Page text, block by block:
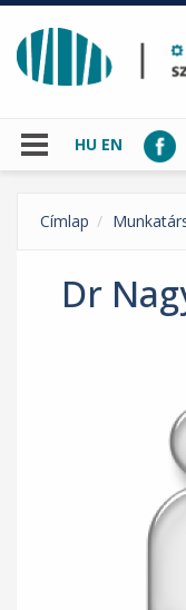
Ugrás a tartalomra
HU EN
Címlap
Dr